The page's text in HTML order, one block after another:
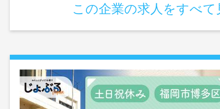
この企業の求人をすべて